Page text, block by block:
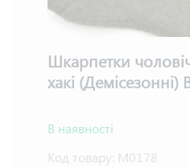
Шкарпетки
хакі (Демісезонні)
В наявності
Код товару: М0178